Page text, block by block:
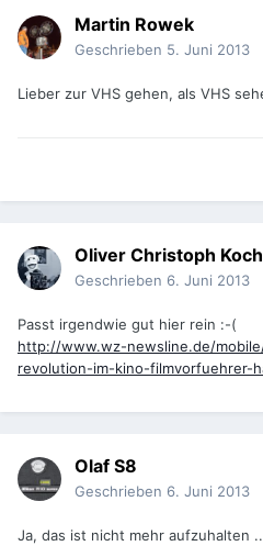
Martin Rowek
Geschrieben 5. Juni 2013
Lieber zur VHS gehen, als VHS
Oliver Christoph
Geschrieben 6. Juni 2013
Passt irgendwie gut hier rein :-(
http://www.wz-newsline.de/
revolution-im-kino-filmvorfuehrer-
Olaf S8
Geschrieben 6. Juni 2013
Ja, das ist nicht mehr aufzuhalten